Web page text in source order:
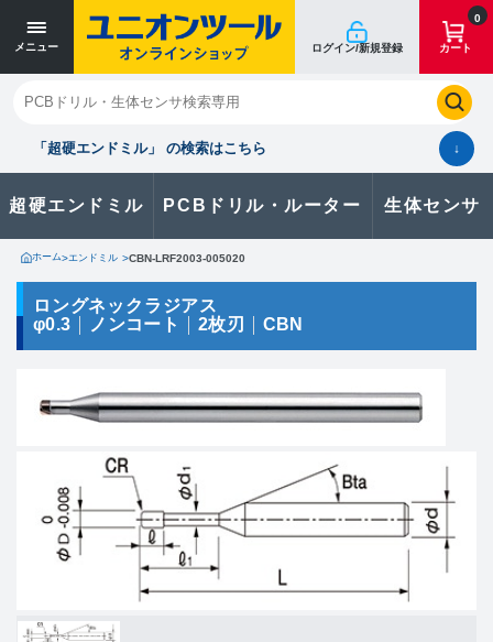
メニュー ログイン/新規登録
0
カート
「超硬エンドミル」 の検索はこちら ↓
超硬エンドミル PCBドリル・ルーター 生体センサ
閉じる
お気に入り クイックオーダー 購入履歴
製品に関するお問い合わせはこちら
お問い合わせ
カタログ一覧
ホーム>エンドミル >CBN-LRF2003-005020
ロングネックラジアス
φ0.3
ノンコート 2枚刃 CBN
寸法単位 [mm]
寸法単位 [mm]